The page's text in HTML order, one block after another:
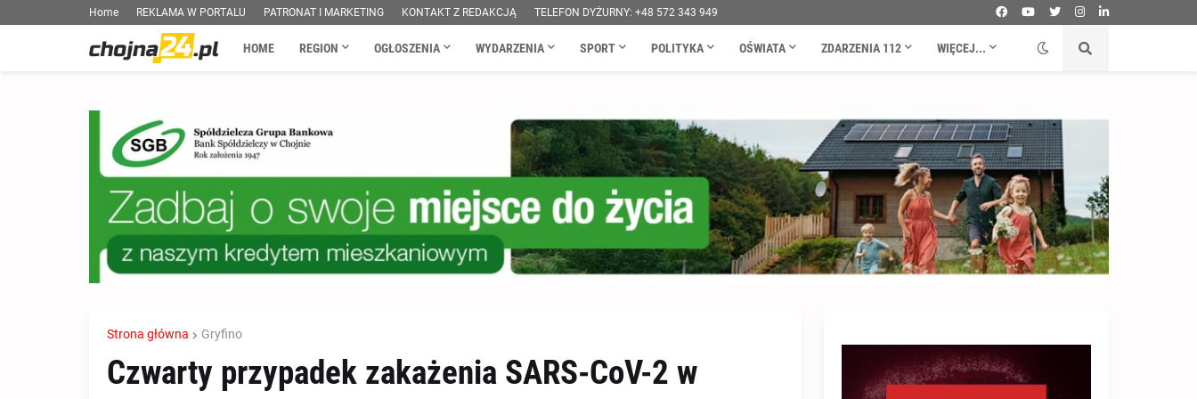
Home REKLAMA W PORTALU PATRONAT I MARKETING KONTAKT Z REDAKCJĄ TELEFON DYŻURNY: +48 572 343 949
HOME REGION OGŁOSZENIA WYDARZENIA SPORT POLITYKA OŚWIATA ZDARZENIA 112 WIĘCEJ...
Strona główna Gryfino
Czwarty przypadek zakażenia SARS-CoV-2 w